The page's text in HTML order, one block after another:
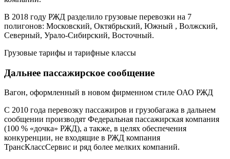
В 2018 году РЖД разделило грузовые перевозки на 7
полигонов: Московский, Октябрьский, Южный , Волжский,
Северный, Урало-Сибирский, Восточный.
Грузовые тарифы и тарифные классы
Дальнее пассажирское сообщение
Вагон, оформленный в новом фирменном стиле ОАО РЖД
С 2010 года перевозку пассажиров и грузобагажа в дальнем
сообщении производят Федеральная пассажирская компания
(100 % «дочка» РЖД), а также, в целях обеспечения
конкуренции, не входящие в РЖД компания
ТрансКлассСервис и ряд более мелких компаний.